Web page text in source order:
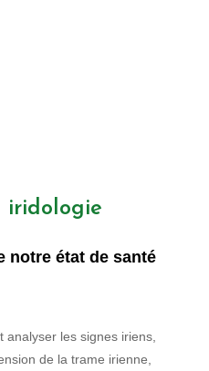
iridologie
notre état de santé
analyser les signes iriens,
de la trame irienne,